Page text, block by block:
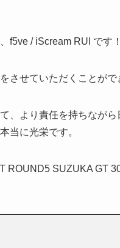
f5ve / iScream RUI です！
させていただくことがで
、より責任を持ちなが
当に光栄です。
ROUND5 SUZUKA GT